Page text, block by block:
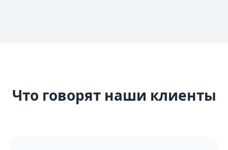
Что говорят наши клиенты